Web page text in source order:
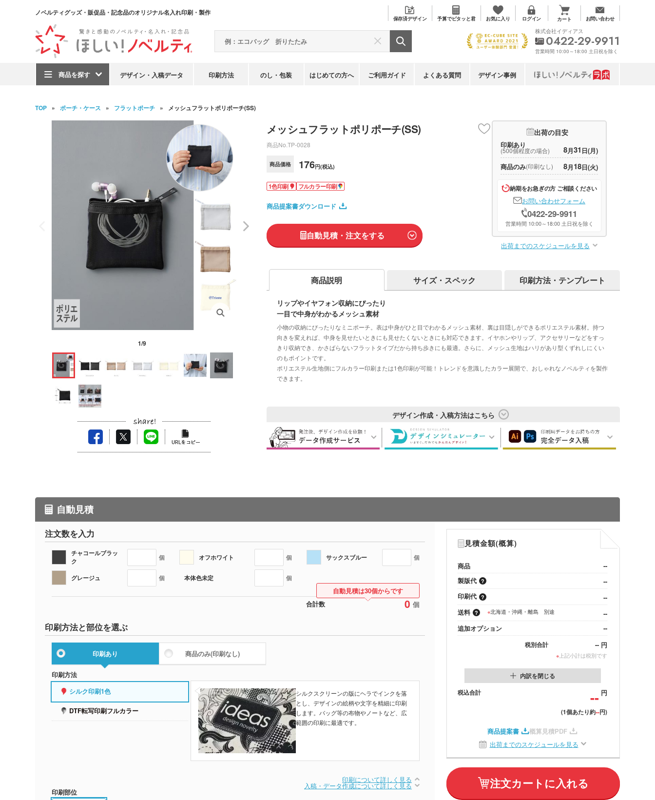
ノベルティグッズ・販促品・記念品のオリジナル名入れ印刷・製作
保存済デザイン 予算でピタッと君 お気に入り ログイン カート お問い合わせ
商品を探す デザイン・入稿データ 印刷方法 のし・包装 はじめての方へ ご利用ガイド よくある質問 デザイン事例
株式会社イディアス
0422-29-9911
営業時間 10:00～18:00 土日祝を除く
TOP ポーチ・ケース フラットポーチ メッシュフラットポリポーチ(SS)
1/9
メッシュフラットポリポーチ(SS)
商品No. TP-0028
商品価格 176円(税込)
1色印刷 フルカラー印刷
商品提案書ダウンロード
自動見積・注文をする
出荷の目安
印刷あり
(500個程度の場合) 8月31 日(月)
商品のみ(印刷なし) 8月18日(火)
納期をお急ぎの方 ご相談ください
お問い合わせフォーム
0422-29-9911
営業時間 10:00～18:00 土日祝を除く
出荷までのスケジュールを見る
商品説明 サイズ・スペック 印刷方法・テンプレート
リップやイヤフォン収納にぴったり
一目で中身がわかるメッシュ素材
小物の収納にぴったりなミニポーチ。表は中身がひと目でわかるメッシュ素材、裏は目隠しができるポリエステル素材。持つ
向きを変えれば、中身を見せたいときにも見せたくないときにも対応できます。イヤホンやリップ、アクセサリーなどをすっ
きり収納でき、かさばらないフラットタイプだから持ち歩きにも最適。さらに、メッシュ生地はハリがあり型くずれしにくい
のもポイントです。
ポリエステル生地側にフルカラー印刷または1色印刷が可能！トレンドを意識したカラー展開で、おしゃれなノベルティを製作
できます。
デザイン作成・入稿方法はこちら
自動見積
注文数を入力
チャコールブラッ
ク
個 オフホワイト 個 サックスブルー 個
グレージュ 個 本体色未定 個
合計数 0 個
自動見積は30個からです
印刷方法と部位を選ぶ
印刷あり 商品のみ(印刷なし)
印刷方法
シルク印刷1色
DTF転写印刷フルカラー
シルクスクリーンの版にヘラでインクを落
とし、デザインの絵柄や文字を精細に印刷
します。バッグ等の布物やノートなど、広
範囲の印刷に最適です。
印刷について詳しく見る
入稿・データ作成について詳しく見る
印刷部位
見積金額(概算)
商品
--
製版代
--
印刷代
--
送料
※北海道・沖縄・離島 別途
--
追加オプション
--
税別合計 -- 円
※ 上記小計は税別です
内訳を閉じる
税込合計
-- 円
(1個あたり約--円)
商品提案書
概算見積PDF
出荷までのスケジュールを見る
注文カートに入れる